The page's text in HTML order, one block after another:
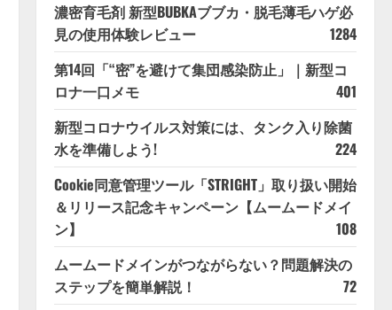
濃密育毛剤 新型BUBKAブブカ・脱毛薄毛ハゲ必
見の使用体験レビュー
1284
第14回「“密”を避けて集団感染防止」｜新型コ
ロナ一口メモ
401
新型コロナウイルス対策には、タンク入り除菌
水を準備しよう!
224
Cookie同意管理ツール「STRIGHT」取り扱い開始
＆リリース記念キャンペーン【ムームードメイ
ン】
108
ムームードメインがつながらない？問題解決の
ステップを簡単解説！
72